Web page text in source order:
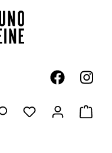
Du hast 0